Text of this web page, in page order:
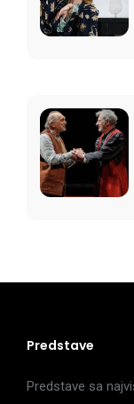
Predstave
Predstave sa